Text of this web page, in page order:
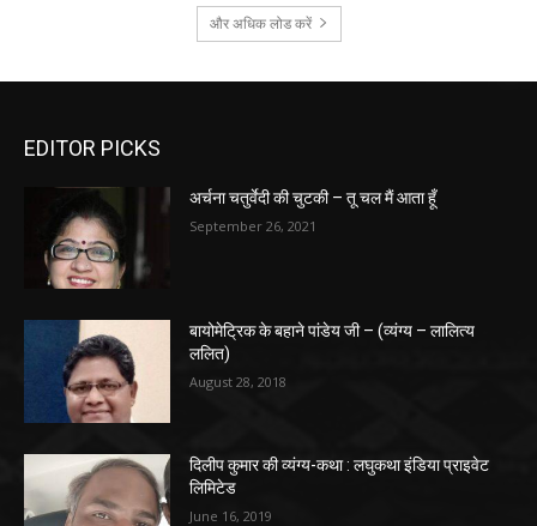
और अधिक लोड करें
EDITOR PICKS
अर्चना चतुर्वेदी की चुटकी – तू चल मैं आता हूँ
September 26, 2021
बायोमेट्रिक के बहाने पांडेय जी – (व्यंग्य – लालित्य
ललित)
August 28, 2018
दिलीप कुमार की व्यंग्य-कथा : लघुकथा इंडिया प्राइवेट
लिमिटेड
June 16, 2019